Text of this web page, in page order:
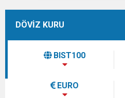
DÖVİZ KURU
BIST100
EURO